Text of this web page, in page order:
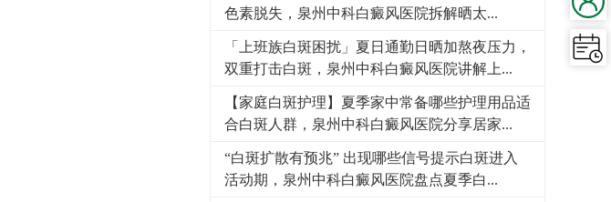
色素脱失，泉州中科白癜风医院拆解晒太...
「上班族白斑困扰」夏日通勤日晒加熬夜压力，
双重打击白斑，泉州中科白癜风医院讲解上...
【家庭白斑护理】夏季家中常备哪些护理用品适
合白斑人群，泉州中科白癜风医院分享居家...
“白斑扩散有预兆” 出现哪些信号提示白斑进入
活动期，泉州中科白癜风医院盘点夏季白...